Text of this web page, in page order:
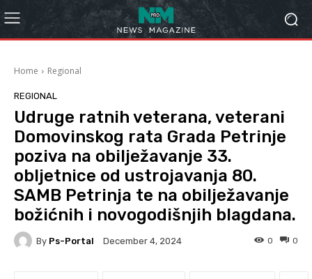
Home Regional
REGIONAL
Udruge ratnih veterana, veterani
Domovinskog rata Grada Petrinje
poziva na obilježavanje 33.
obljetnice od ustrojavanja 80.
SAMB Petrinja te na obilježavanje
božićnih i novogodišnjih blagdana.
By Ps-Portal December 4, 2024 0
0